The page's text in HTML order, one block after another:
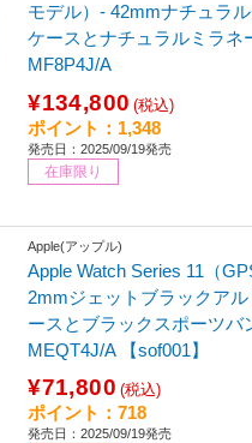
モデル）- 42mmナチュラ
ケースとナチュラルミラ
MF8P4J/A
¥134,800 (税込)
ポイント：1,348
発売日：2025/09/19発売
在庫限り
Apple(アップル)
Apple Watch Series 11（
2mmジェットブラックア
ースとブラックスポーツ
MEQT4J/A 【sof001】
¥71,800 (税込)
ポイント：718
発売日：2025/09/19発売